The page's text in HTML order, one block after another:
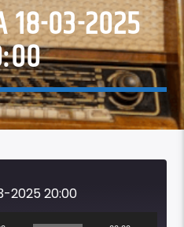
18-03-2025
2025 20:00